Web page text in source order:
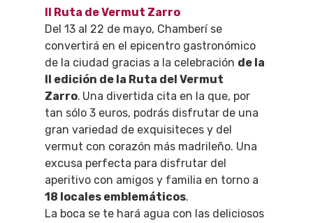
II Ruta de Vermut Zarro
Del 13 al 22 de mayo, Chamberí se
convertirá en el epicentro gastronómico
de la ciudad gracias a la celebración de la
II edición de la Ruta del Vermut
Zarro. Una divertida cita en la que, por
tan sólo 3 euros, podrás disfrutar de una
gran variedad de exquisiteces y del
vermut con corazón más madrileño. Una
excusa perfecta para disfrutar del
aperitivo con amigos y familia en torno a
18 locales emblemáticos.
La boca se te hará agua con las deliciosos